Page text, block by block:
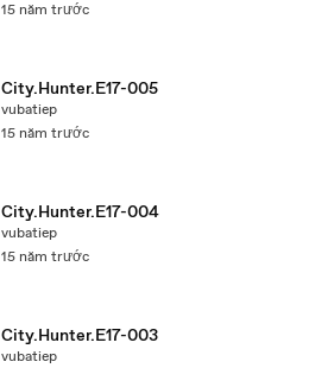
15 năm trước
City.Hunter.E17-005
vubatiep
15 năm trước
City.Hunter.E17-004
vubatiep
15 năm trước
City.Hunter.E17-003
vubatiep